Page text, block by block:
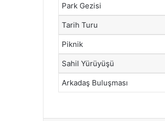
Park Gezisi
Tarih Turu
Piknik
Sahil Yürüyüşü
Arkadaş Buluşması